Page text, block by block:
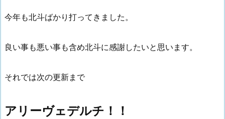
今年も北斗ばかり打ってきました。
良い事も悪い事も含め北斗に感謝したいと思います。
それでは次の更新まで
アリーヴェデルチ！！